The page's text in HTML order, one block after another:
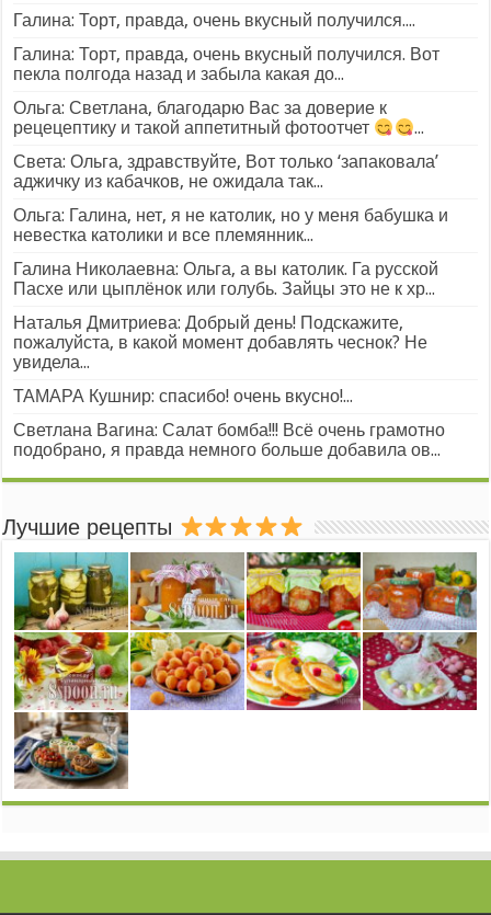
Галина: Торт, правда, очень вкусный получился....
Галина: Торт, правда, очень вкусный получился. Вот
пекла полгода назад и забыла какая до...
Ольга: Светлана, благодарю Вас за доверие к
рецецептику и такой аппетитный фотоотчет
...
Света: Ольга, здравствуйте, Вот только ‘запаковала’
аджичку из кабачков, не ожидала так...
Ольга: Галина, нет, я не католик, но у меня бабушка и
невестка католики и все племянник...
Галина Николаевна: Ольга, а вы католик. Га русской
Пасхе или цыплёнок или голубь. Зайцы это не к хр...
Наталья Дмитриева: Добрый день! Подскажите,
пожалуйста, в какой момент добавлять чеснок? Не
увидела...
ТАМАРА Кушнир: спасибо! очень вкусно!...
Светлана Вагина: Салат бомба!!! Всё очень грамотно
подобрано, я правда немного больше добавила ов...
Лучшие рецепты